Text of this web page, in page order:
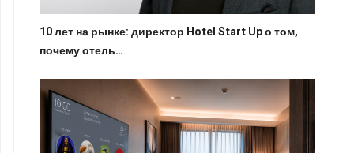
10 лет на рынке: директор Hotel Start Up о том,
почему отель…